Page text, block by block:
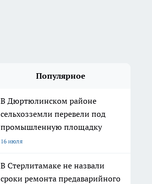
Популярное
В Дюртюлинском районе
сельхозземли перевели под
промышленную площадку
16 июля
В Стерлитамаке не назвали
сроки ремонта предаварийного